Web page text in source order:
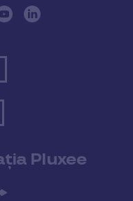
Pluxee